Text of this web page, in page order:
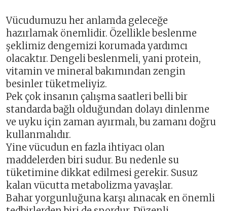
Vücudumuzu her anlamda geleceğe
hazırlamak önemlidir. Özellikle beslenme
şeklimiz dengemizi korumada yardımcı
olacaktır. Dengeli beslenmeli, yani protein,
vitamin ve mineral bakımından zengin
besinler tüketmeliyiz.
Pek çok insanın çalışma saatleri belli bir
standarda bağlı olduğundan dolayı dinlenme
ve uyku için zaman ayırmalı, bu zamanı doğru
kullanmalıdır.
Yine vücudun en fazla ihtiyacı olan
maddelerden biri sudur. Bu nedenle su
tüketimine dikkat edilmesi gerekir. Susuz
kalan vücutta metabolizma yavaşlar.
Bahar yorgunluğuna karşı alınacak en önemli